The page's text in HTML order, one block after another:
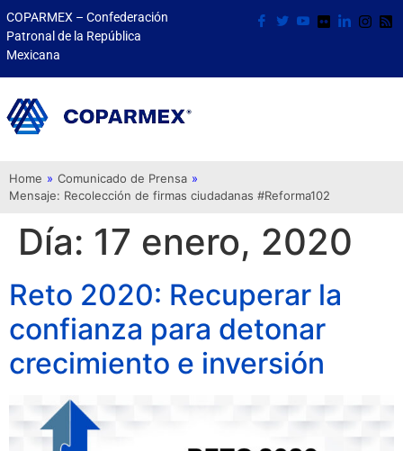
COPARMEX – Confederación
Patronal de la República
Mexicana
Home » Comunicado de Prensa »
Mensaje: Recolección de firmas ciudadanas #Reforma102
Día: 17 enero, 2020
Reto 2020: Recuperar la
confianza para detonar
crecimiento e inversión